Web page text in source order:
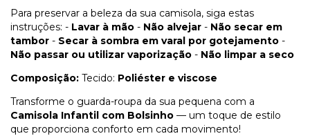
Para preservar a beleza da sua camisola, siga estas
instruções: - Lavar à mão - Não alvejar - Não secar em
tambor - Secar à sombra em varal por gotejamento -
Não passar ou utilizar vaporização - Não limpar a seco
Composição: Tecido: Poliéster e viscose
Transforme o guarda-roupa da sua pequena com a
Camisola Infantil com Bolsinho — um toque de estilo
que proporciona conforto em cada movimento!